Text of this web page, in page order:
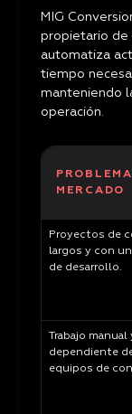
MIG
propietario de
automatiza
tiempo
manteniendo
operación.
MERCADO
Proyectos de
largos y con
de desarrollo.
Trabajo manual
dependiente
equipos de